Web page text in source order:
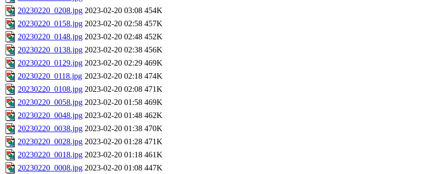
20230220_0208.jpg 2023-02-20 03:08 454K
20230220_0158.jpg 2023-02-20 02:58 457K
20230220_0148.jpg 2023-02-20 02:48 452K
20230220_0138.jpg 2023-02-20 02:38 456K
20230220_0129.jpg 2023-02-20 02:29 469K
20230220_0118.jpg 2023-02-20 02:18 474K
20230220_0108.jpg 2023-02-20 02:08 471K
20230220_0058.jpg 2023-02-20 01:58 469K
20230220_0048.jpg 2023-02-20 01:48 462K
20230220_0038.jpg 2023-02-20 01:38 470K
20230220_0028.jpg 2023-02-20 01:28 471K
20230220_0018.jpg 2023-02-20 01:18 461K
20230220_0008.jpg 2023-02-20 01:08 447K